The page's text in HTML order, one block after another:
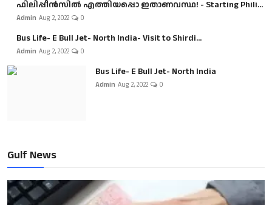
ഫിലിപ്പീൻസിൽ എത്തിയപ്പൊ ഇതാണവസ്ഥ! - Starting Phili...
Admin Aug 2, 2022 0
Bus Life- E Bull Jet- North India- Visit to Shirdi...
Admin Aug 2, 2022 0
Bus Life- E Bull Jet- North India
Admin Aug 2, 2022 0
Gulf News